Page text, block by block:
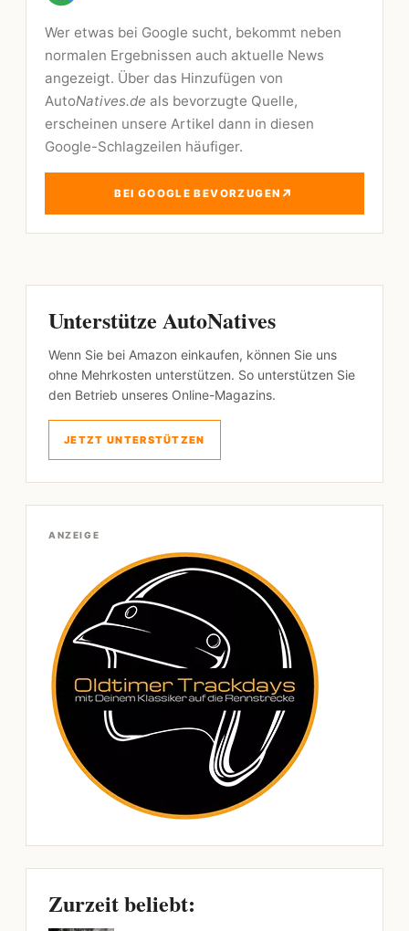
Wer etwas bei Google sucht, bekommt neben
normalen Ergebnissen auch aktuelle News
angezeigt. Über das Hinzufügen von
AutoNatives.de als bevorzugte Quelle,
erscheinen unsere Artikel dann in diesen
Google-Schlagzeilen häufiger.
BEI GOOGLE BEVORZUGEN ↗
Unterstütze AutoNatives
Wenn Sie bei Amazon einkaufen, können Sie uns
ohne Mehrkosten unterstützen. So unterstützen Sie
den Betrieb unseres Online-Magazins.
JETZT UNTERSTÜTZEN
ANZEIGE
Zurzeit beliebt: